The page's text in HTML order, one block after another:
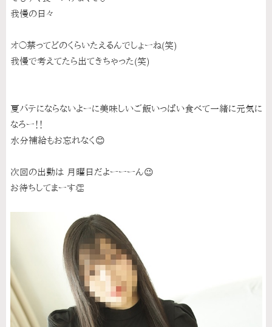
我慢の日々
オ〇禁ってどのくらいたえるんでしょーね(笑)
我慢で考えてたら出てきちゃった(笑)
夏バテにならないよーに美味しいご飯いっぱい食べて一緒に元気に
なろー！！
水分補給もお忘れなく😊
次回の出勤は 月曜日だよーーーん😉‎
お待ちしてまーす👏